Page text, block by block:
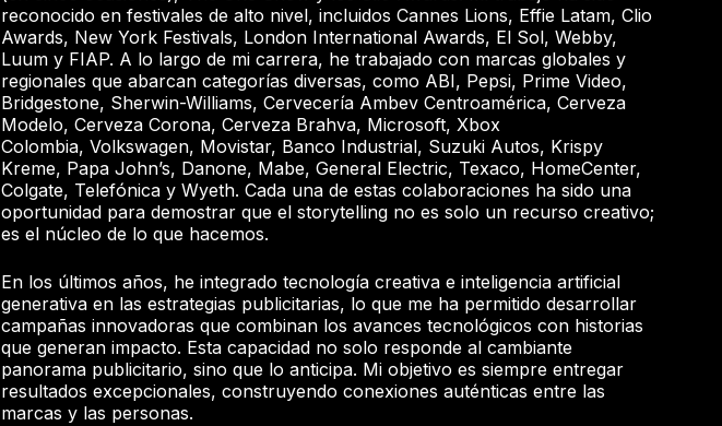
reconocido en festivales de alto nivel, incluidos Cannes Lions, Effie Latam, Clio
Awards, New York Festivals, London International Awards, El Sol, Webby,
Luum y FIAP. A lo largo de mi carrera, he trabajado con marcas globales y
regionales que abarcan categorías diversas, como ABI, Pepsi, Prime Video,
Bridgestone, Sherwin-Williams, Cervecería Ambev Centroamérica, Cerveza
Modelo, Cerveza Corona, Cerveza Brahva, Microsoft, Xbox
Colombia, Volkswagen, Movistar, Banco Industrial, Suzuki Autos, Krispy
Kreme, Papa John’s, Danone, Mabe, General Electric, Texaco, HomeCenter,
Colgate, Telefónica y Wyeth. Cada una de estas colaboraciones ha sido una
oportunidad para demostrar que el storytelling no es solo un recurso creativo;
es el núcleo de lo que hacemos.
En los últimos años, he integrado tecnología creativa e inteligencia artificial
generativa en las estrategias publicitarias, lo que me ha permitido desarrollar
campañas innovadoras que combinan los avances tecnológicos con historias
que generan impacto. Esta capacidad no solo responde al cambiante
panorama publicitario, sino que lo anticipa. Mi objetivo es siempre entregar
resultados excepcionales, construyendo conexiones auténticas entre las
marcas y las personas.